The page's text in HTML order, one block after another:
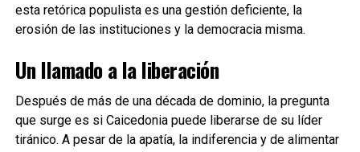
esta retórica populista es una gestión deficiente, la
erosión de las instituciones y la democracia misma.
Un llamado a la liberación
Después de más de una década de dominio, la pregunta
que surge es si Caicedonia puede liberarse de su líder
tiránico. A pesar de la apatía, la indiferencia y de alimentar